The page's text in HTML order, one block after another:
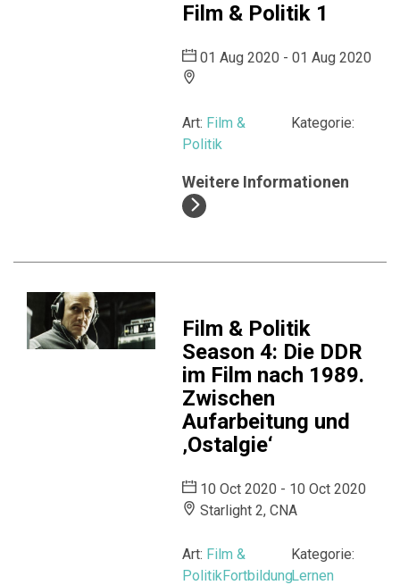
Film & Politik 1
01 Aug 2020 - 01 Aug 2020
Art: Film &
Politik
Kategorie:
Weitere Informationen
Film & Politik
Season 4: Die DDR
im Film nach 1989.
Zwischen
Aufarbeitung und
‚Ostalgie‘
10 Oct 2020 - 10 Oct 2020
Starlight 2, CNA
Art: Film &
PolitikFortbildung
Kategorie:
Lernen